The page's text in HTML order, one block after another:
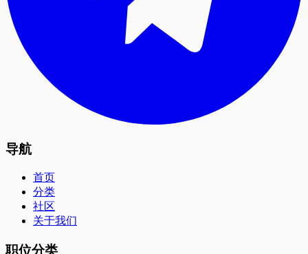
导航
首页
分类
社区
关于我们
职位分类